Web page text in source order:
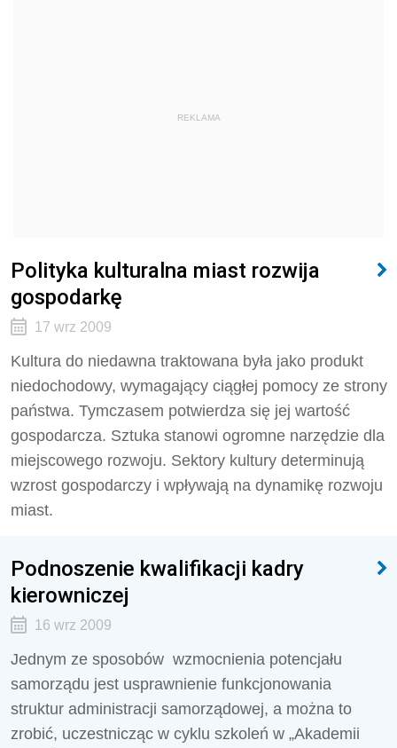
REKLAMA
Polityka kulturalna miast rozwija
gospodarkę
17 wrz 2009
Kultura do niedawna traktowana była jako produkt
niedochodowy, wymagający ciągłej pomocy ze strony
państwa. Tymczasem potwierdza się jej wartość
gospodarcza. Sztuka stanowi ogromne narzędzie dla
miejscowego rozwoju. Sektory kultury determinują
wzrost gospodarczy i wpływają na dynamikę rozwoju
miast.
Podnoszenie kwalifikacji kadry
kierowniczej
16 wrz 2009
Jednym ze sposobów wzmocnienia potencjału
samorządu jest usprawnienie funkcjonowania
struktur administracji samorządowej, a można to
zrobić, uczestnicząc w cyklu szkoleń w „Akademii